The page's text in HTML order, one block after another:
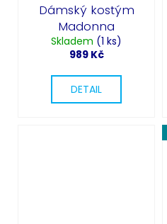
Dámský kostým
Madonna
Skladem (1 ks)
989 Kč
DETAIL